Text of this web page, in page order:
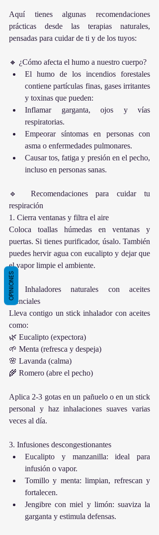
Aquí tienes algunas recomendaciones
prácticas desde las terapias naturales,
pensadas para cuidar de ti y de los tuyos:
🔸 ¿Cómo afecta el humo a nuestro cuerpo?
El humo de los incendios forestales
contiene partículas finas, gases irritantes
y toxinas que pueden:
Inflamar garganta, ojos y vías
respiratorias.
Empeorar síntomas en personas con
asma o enfermedades pulmonares.
Causar tos, fatiga y presión en el pecho,
incluso en personas sanas.
🔹 Recomendaciones para cuidar tu
respiración
1. Cierra ventanas y filtra el aire
Coloca toallas húmedas en ventanas y
puertas. Si tienes purificador, úsalo. También
puedes hervir agua con eucalipto y dejar que
el vapor limpie el ambiente.
2. Inhaladores naturales con aceites
esenciales
Lleva contigo un stick inhalador con aceites
como:
🌿 Eucalipto (expectora)
🌱 Menta (refresca y despeja)
🌸 Lavanda (calma)
🌾 Romero (abre el pecho)
Aplica 2-3 gotas en un pañuelo o en un stick
personal y haz inhalaciones suaves varias
veces al día.
3. Infusiones descongestionantes
Eucalipto y manzanilla: ideal para
infusión o vapor.
Tomillo y menta: limpian, refrescan y
fortalecen.
Jengibre con miel y limón: suaviza la
garganta y estimula defensas.
OPINIONES